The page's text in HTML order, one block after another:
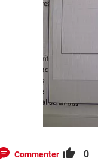
Commenter 0